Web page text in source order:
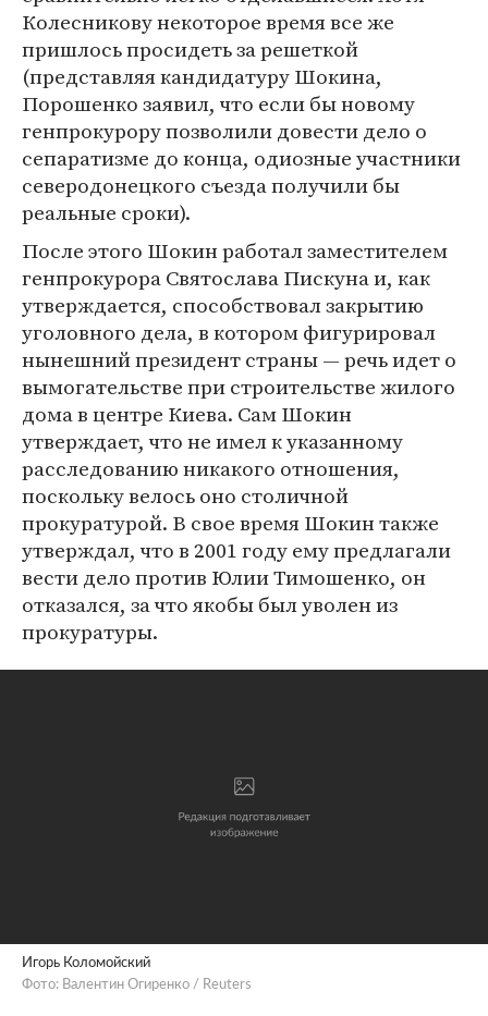
Колесникову некоторое время все же
пришлось просидеть за решеткой
(представляя кандидатуру Шокина,
Порошенко заявил, что если бы новому
генпрокурору позволили довести дело о
сепаратизме до конца, одиозные участники
северодонецкого съезда получили бы
реальные сроки).
После этого Шокин работал заместителем
генпрокурора Святослава Пискуна и, как
утверждается, способствовал закрытию
уголовного дела, в котором фигурировал
нынешний президент страны — речь идет о
вымогательстве при строительстве жилого
дома в центре Киева. Сам Шокин
утверждает, что не имел к указанному
расследованию никакого отношения,
поскольку велось оно столичной
прокуратурой. В свое время Шокин также
утверждал, что в 2001 году ему предлагали
вести дело против Юлии Тимошенко, он
отказался, за что якобы был уволен из
прокуратуры.
Игорь Коломойский
Фото: Валентин Огиренко / Reuters